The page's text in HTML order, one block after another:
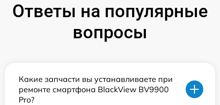
Ответы на популярные
вопросы
Какие запчасти вы устанавливаете при
ремонте смартфона BlackView BV9900
Pro?